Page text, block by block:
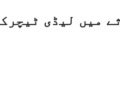
میں لیڈی